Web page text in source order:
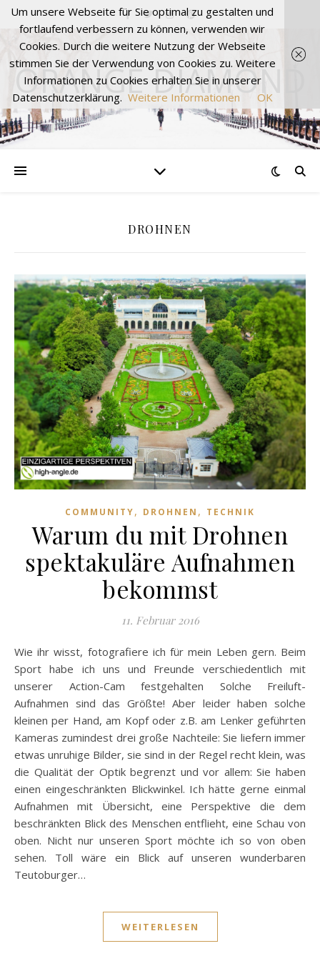
ORANGE DIAMOND
DROHNEN
COMMUNITY, DROHNEN , TECHNIK
Warum du mit Drohnen
spektakuläre Aufnahmen
bekommst
11. Februar 2016
Wie ihr wisst, fotografiere ich für mein Leben gern. Beim
Sport habe ich uns und Freunde verschiedentlich mit
unserer Action-Cam festgehalten Solche Freiluft-
Aufnahmen sind das Größte! Aber leider haben solche
kleinen per Hand, am Kopf oder z.B. am Lenker geführten
Kameras zumindest drei große Nachteile: Sie liefern immer
etwas unruhige Bilder, sie sind in der Regel recht klein, was
die Qualität der Optik begrenzt und vor allem: Sie haben
einen eingeschränkten Blickwinkel. Ich hätte gerne einmal
Aufnahmen mit Übersicht, eine Perspektive die dem
beschränkten Blick des Menschen entflieht, eine Schau von
oben. Nicht nur unseren Sport möchte ich so von oben
sehen. Toll wäre ein Blick auf unseren wunderbaren
Teutoburger…
WEITERLESEN
Um unsere Webseite für Sie optimal zu gestalten und
fortlaufend verbessern zu können, verwenden wir
Cookies. Durch die weitere Nutzung der Webseite
stimmen Sie der Verwendung von Cookies zu. Weitere
Informationen zu Cookies erhalten Sie in unserer
Datenschutzerklärung. Weitere Informationen OK